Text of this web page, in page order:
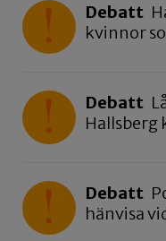
Debatt
kvinnor
Debatt
Hallsberg
Debatt
hänvisa